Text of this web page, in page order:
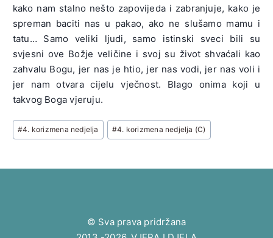
kako nam stalno nešto zapovijeda i zabranjuje, kako je
spreman baciti nas u pakao, ako ne slušamo mamu i
tatu… Samo veliki ljudi, samo istinski sveci bili su
svjesni ove Božje veličine i svoj su život shvaćali kao
zahvalu Bogu, jer nas je htio, jer nas vodi, jer nas voli i
jer nam otvara cijelu vječnost. Blago onima koji u
takvog Boga vjeruju.
Post
Tags:
#4. korizmena nedjelja #4. korizmena nedjelja (C)
© Sva prava pridržana